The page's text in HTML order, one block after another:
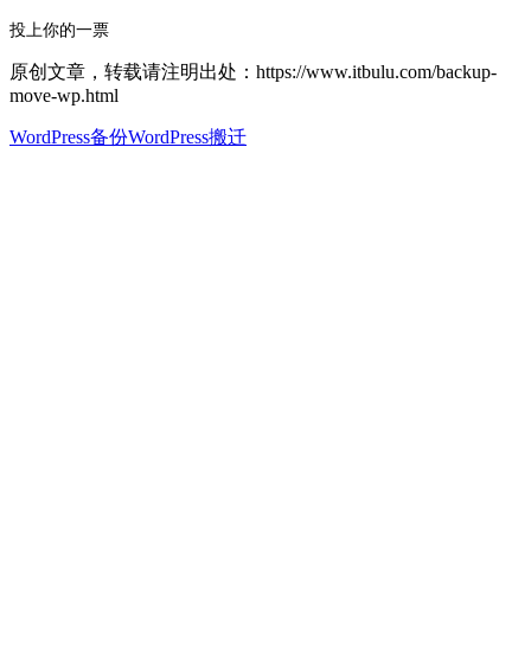
投上你的一票
原创文章，转载请注明出处：https://www.itbulu.com/backup-
move-wp.html
WordPress备份WordPress搬迁